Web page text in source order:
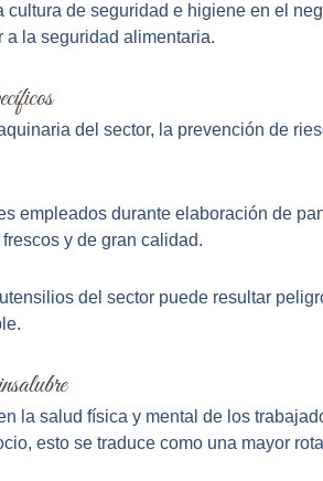
de seguridad e higiene en el
la seguridad alimentaria.
del sector, la prevención de
empleados durante elaboración de
y de gran calidad.
del sector puede resultar
la salud física y mental de los
esto se traduce como una mayor